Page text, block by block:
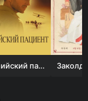
Английский пациент